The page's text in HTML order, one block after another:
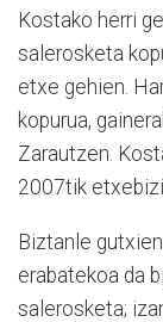
Kostako herri
salerosketa
etxe gehien.
kopurua,
Zarautzen.
2007tik
Biztanle
erabatekoa da
salerosketa;